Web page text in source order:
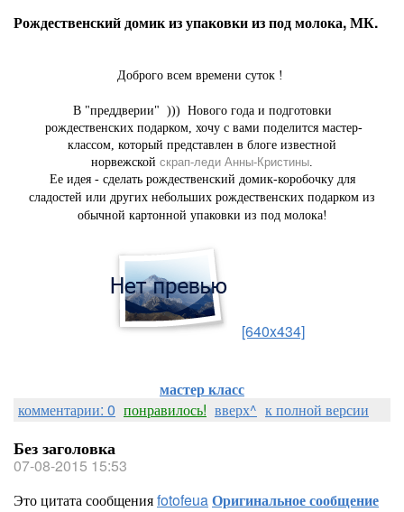
Рождественский домик из упаковки из под молока, МК.
Доброго всем времени суток !
В "преддверии" ))) Нового года и подготовки
рождественских подарком, хочу с вами поделится мастер-
классом, который представлен в блоге известной
норвежской скрап-леди Анны-Кристины.
Ее идея - сделать рождественский домик-коробочку для
сладостей или других небольших рождественских подарком из
обычной картонной упаковки из под молока!
[640x434]
мастер класс
комментарии: 0 понравилось! вверх^ к полной версии
Без заголовка
07-08-2015 15:53
Это цитата сообщенияfotofeuaОригинальное сообщение